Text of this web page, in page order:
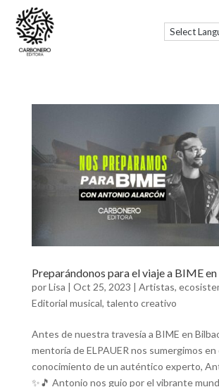
Preparándonos para el viaje a BIME
porLisa | Oct 25, 2023 | Artistas,
Editorial musical, talento creativo
Antes de nuestra travesía a BIME en
mentoría de ELPAUER nos sumergimos en
conocimiento de un auténtico experto,
✨🎵 Antonio nos guio por el vibrante